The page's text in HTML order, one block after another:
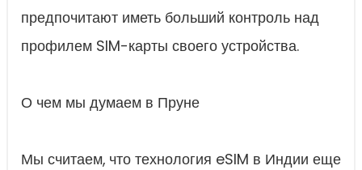
предпочитают иметь больший контроль над
профилем SIM-карты своего устройства.
О чем мы думаем в Пруне
Мы считаем, что технология eSIM в Индии еще